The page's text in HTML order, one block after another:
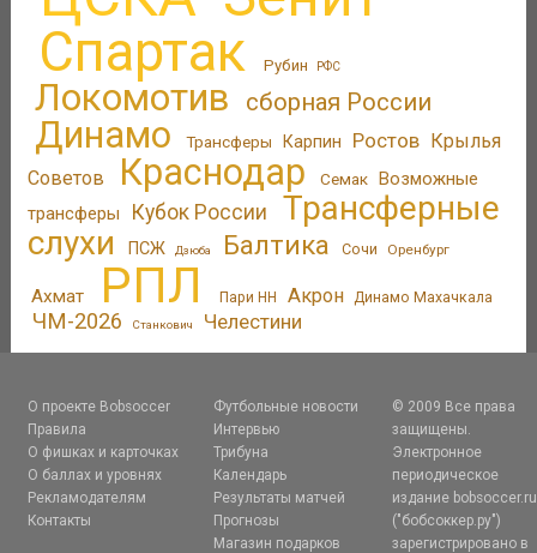
Спартак Рубин РФС
Локомотив сборная России
Динамо Трансферы Карпин Ростов Крылья
Советов
Краснодар Семак Возможные
трансферы
Кубок России
Трансферные
слухи
ПСЖ Дзюба Балтика Сочи Оренбург
Ахмат РПЛ Пари НН Акрон Динамо Махачкала
ЧМ-2026 Станкович Челестини
О проекте Bobsoccer
Правила
О фишках и карточках
О баллах и уровнях
Рекламодателям
Контакты
Футбольные новости
Интервью
Трибуна
Календарь
Результаты матчей
Прогнозы
Магазин подарков
© 2009 Все права
защищены.
Электронное
периодическое
издание bobsoccer.ru
("бобсоккер.ру")
зарегистрировано в